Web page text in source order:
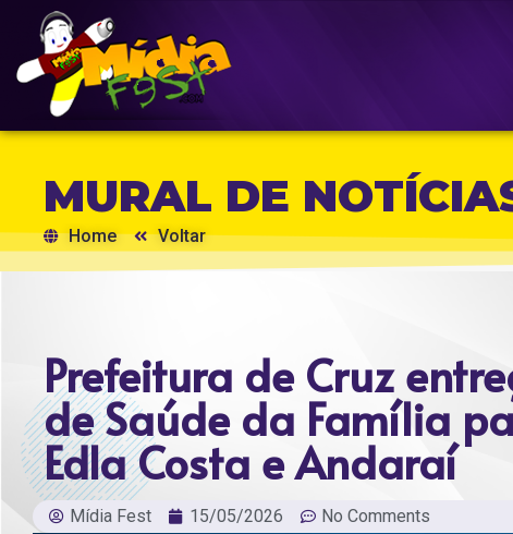
MURAL DE
Home Voltar
Prefeitura de Cruz
de Saúde da Família
Edla Costa e Andaraí
Mídia Fest 15/05/2026 No Comments